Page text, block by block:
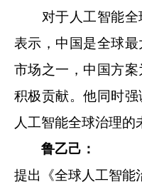
对于人工智能全
表示，中国是全球
市场之一，中国方
积极贡献。他同时
人工智能全球治理的
鲁乙己：
提出《全球人工智能